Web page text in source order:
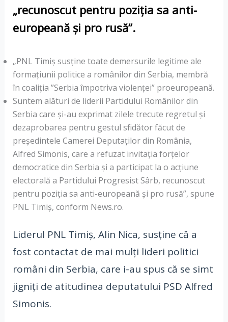
„recunoscut pentru poziţia sa anti-
europeană şi pro rusă”.
„PNL Timiş susţine toate demersurile legitime ale
formaţiunii politice a românilor din Serbia, membră
în coaliţia ”Serbia împotriva violenţei” proeuropeană.
Suntem alături de liderii Partidului Românilor din
Serbia care şi-au exprimat zilele trecute regretul şi
dezaprobarea pentru gestul sfidător făcut de
preşedintele Camerei Deputaţilor din România,
Alfred Simonis, care a refuzat invitaţia forţelor
democratice din Serbia şi a participat la o acţiune
electorală a Partidului Progresist Sârb, recunoscut
pentru poziţia sa anti-europeană şi pro rusă”, spune
PNL Timiș, conform News.ro.
Liderul PNL Timiş, Alin Nica, susține că a
fost contactat de mai mulţi lideri politici
români din Serbia, care i-au spus că se simt
jigniţi de atitudinea deputatului PSD Alfred
Simonis.